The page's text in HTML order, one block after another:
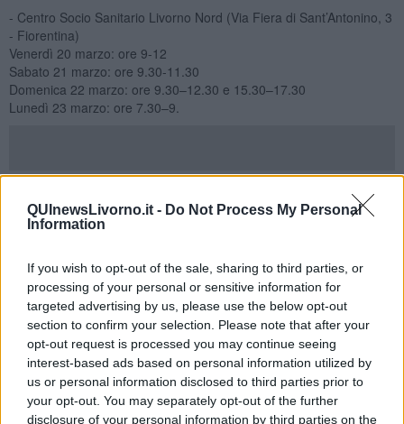
QUInewsLivorno.it - Do Not Process My Personal
Information
If you wish to opt-out of the sale, sharing to third parties, or
processing of your personal or sensitive information for
targeted advertising by us, please use the below opt-out
section to confirm your selection. Please note that after your
opt-out request is processed you may continue seeing
interest-based ads based on personal information utilized by
us or personal information disclosed to third parties prior to
your opt-out. You may separately opt-out of the further
disclosure of your personal information by third parties on the
- Centro Socio Sanitario Livorno Nord (Via Fiera di Sant’Antonino, 3
- Fiorentina)
Venerdì 20 marzo: ore 9-12
Sabato 21 marzo: ore 9.30-11.30
Domenica 22 marzo: ore 9.30–12.30 e 15.30–17.30
Lunedì 23 marzo: ore 7.30–9.
Collesalvetti)
Mercoledì 17 marzo: ore 9.30-11.30
Domenica 22 marzo: ore 9.30–12.30 e 15–17
- Isola di Capraia (Ambulatorio sanitario)
Sabato 21 marzo: ore 10-12 e 17-18
Domenica 22 marzo: ore 17-18
Lunedì 23 marzo: ore 10–12.
Per gli elettori con deficit visivi saranno a disposizione i medici
oculisti nei giorni di venerdì 20, sabato 21, domenica 22 e lunedì 23
marzo 2026 al 4° padiglione (piano terreno) dell’ospedale di